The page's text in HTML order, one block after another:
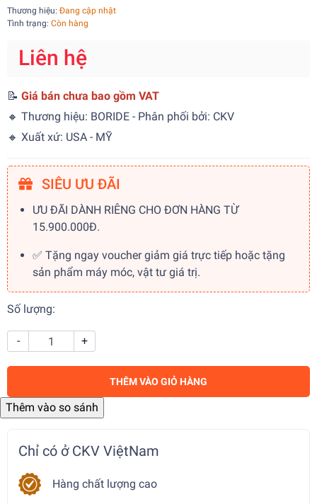
Thương hiệu: Đang cập nhật
Tình trạng: Còn hàng
Liên hệ
📝 Giá bán chưa bao gồm VAT
🔸 Thương hiệu: BORIDE - Phân phối bởi: CKV
🔸 Xuất xứ: USA - MỸ
SIÊU ƯU ĐÃI
ƯU ĐÃI DÀNH RIÊNG CHO ĐƠN HÀNG TỪ
15.900.000Đ.
✅ Tặng ngay voucher giảm giá trực tiếp hoặc tặng
sản phẩm máy móc, vật tư giá trị.
Số lượng:
- +
THÊM VÀO GIỎ HÀNG
Chỉ có ở CKV ViệtNam
Hàng chất lượng cao